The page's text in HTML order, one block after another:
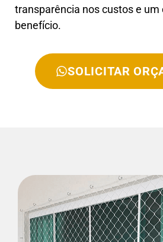
transparência nos custos e
benefício.
SOLICITAR